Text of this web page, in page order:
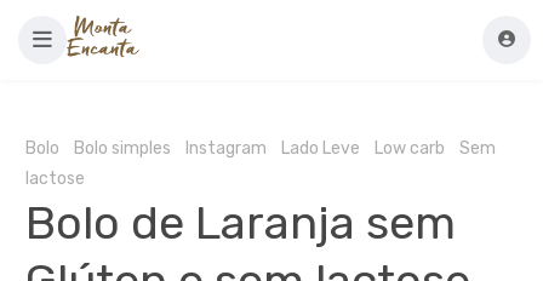
Bolo Bolo simples Instagram Lado Leve Low carb
Sem
lactose
Bolo de Laranja sem